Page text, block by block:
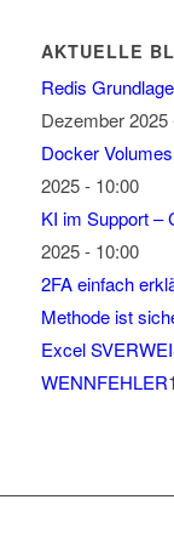
AKTUELLE
Redis
Dezember 2025
Docker
2025 - 10:00
KI im Support –
2025 - 10:00
2FA einfach
Methode ist
Excel
WENNFEHLER